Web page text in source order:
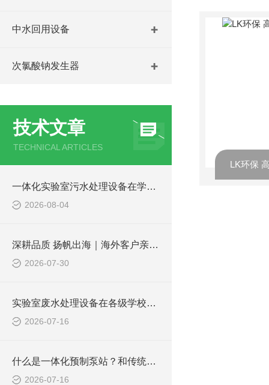
中水回用设备
次氯酸钠发生器
技术文章
TECHNICAL ARTICLES
一体化实验室污水处理设备在学校化学实验室的应用
2026-08-04
深耕品质 扬帆出海｜海外客户亲临凌科环保厂区实地验收设备
2026-07-30
实验室废水处理设备在各级学校的应用
2026-07-16
什么是一体化预制泵站？和传统泵站有何区别？
2026-07-16